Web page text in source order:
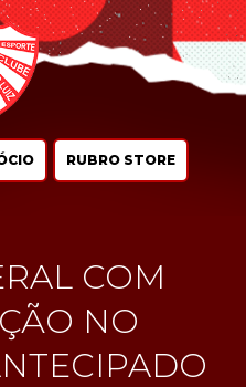
RUBRO STORE
COM
NO